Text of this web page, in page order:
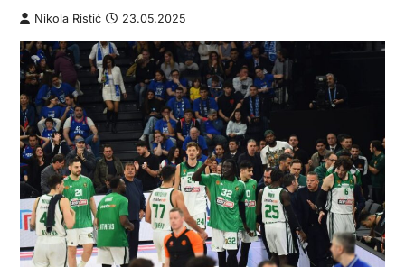
Nikola Ristić 23.05.2025